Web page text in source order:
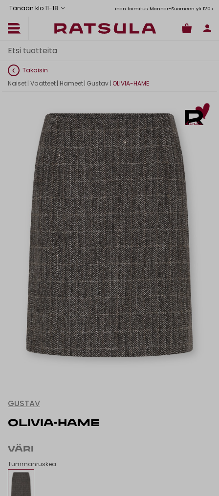
Tänään klo 11-18
Toimituskulut alk. 6,90€Ilmainen toimitus Manner-Suomeen yli 120 euron
Takaisin
Naiset| Vaatteet| Hameet | Gustav | OLIVIA-HAME
GUSTAV
OLIVIA-HAME
VÄRI
Tummanruskea